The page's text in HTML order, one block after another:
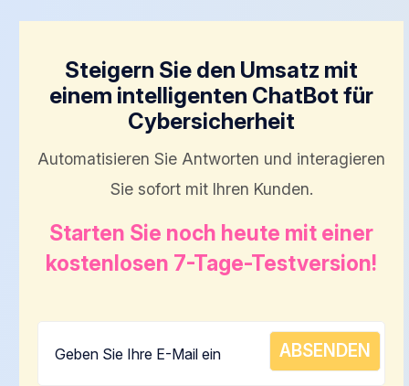
Steigern Sie den Umsatz mit
einem intelligenten ChatBot für
Cybersicherheit
Automatisieren Sie Antworten und interagieren
Sie sofort mit Ihren Kunden.
Starten Sie noch heute mit einer
kostenlosen 7-Tage-Testversion!